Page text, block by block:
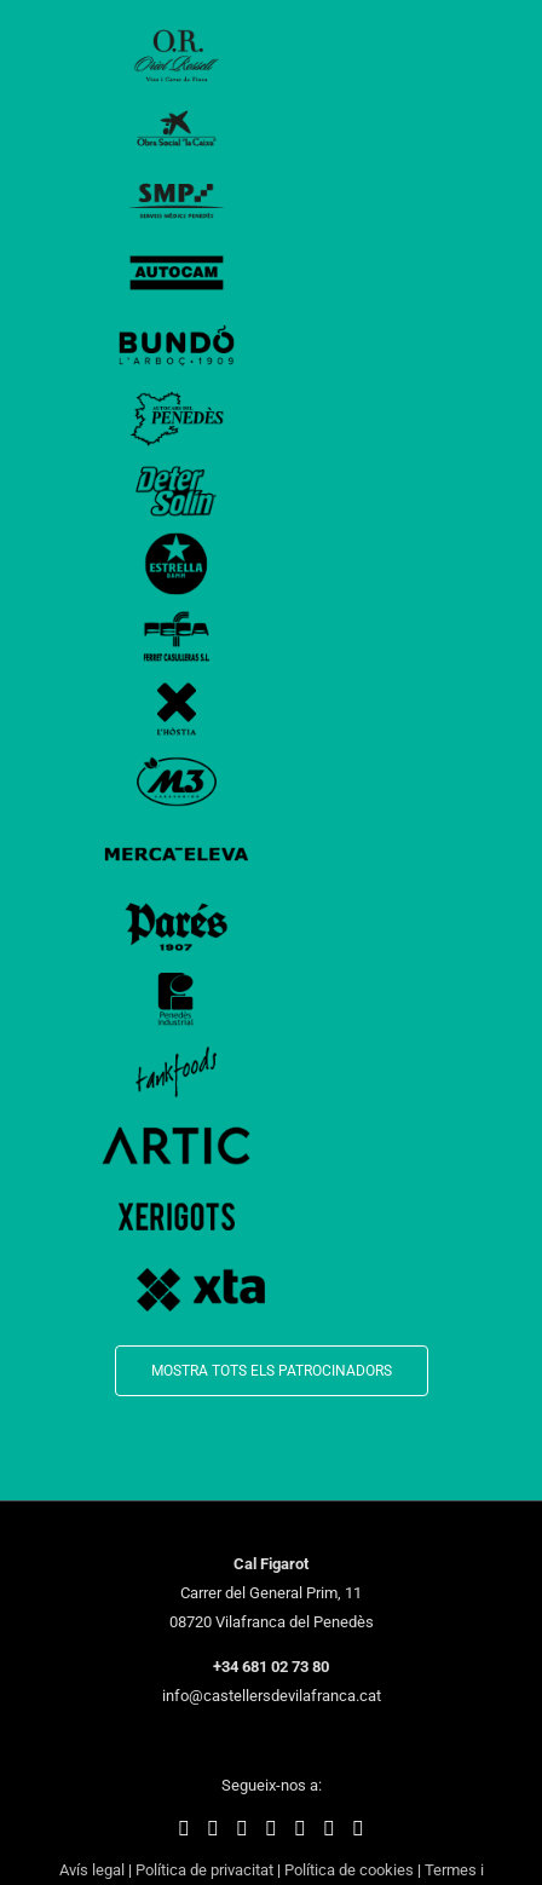
MOSTRA TOTS ELS PATROCINADORS
Cal Figarot
Carrer del General Prim, 11
08720 Vilafranca del Penedès
+34 681 02 73 80
info@castellersdevilafranca.cat
Segueix-nos a:
Avís legal | Política de privacitat| Política de cookies | Termes i